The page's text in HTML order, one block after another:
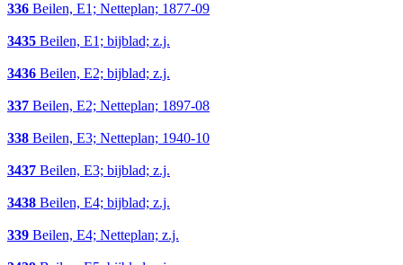
336 Beilen, E1; Netteplan; 1877-09
3435 Beilen, E1; bijblad; z.j.
3436 Beilen, E2; bijblad; z.j.
337 Beilen, E2; Netteplan; 1897-08
338 Beilen, E3; Netteplan; 1940-10
3437 Beilen, E3; bijblad; z.j.
3438 Beilen, E4; bijblad; z.j.
339 Beilen, E4; Netteplan; z.j.